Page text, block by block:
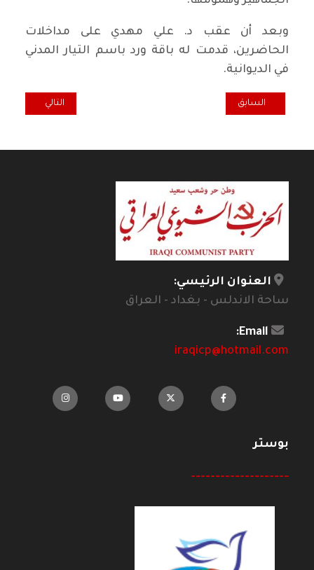
وبعد أن عقب د. علي مهدي على مداخلات
الحاضرين، قدمت له باقة ورد باسم التيار المدني
في الديوانية.
المقال السابق: الزقورة السومرية في بلاد الرافدين
السابق المقال التالي:
التالي
العنوان الرئيسي:
ساحة الاندلس - بغداد - العراق
Email:
iraqicp@hotmail.com
بوستر
--------------------